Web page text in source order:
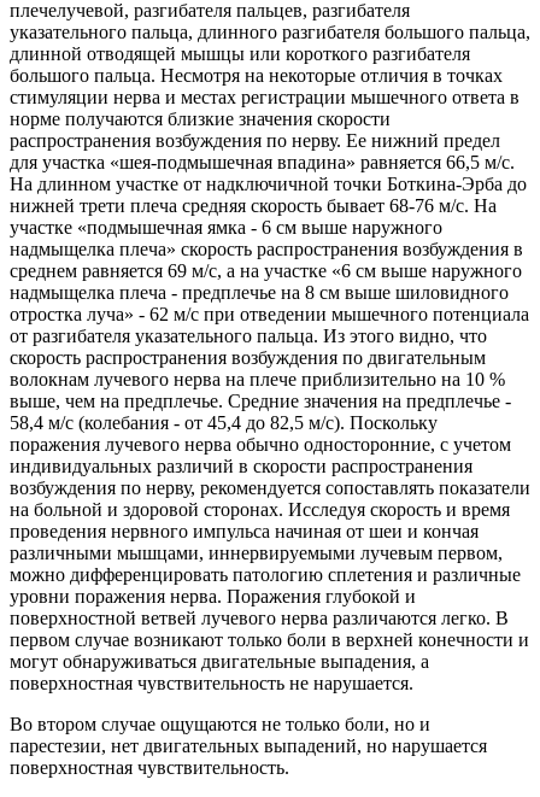
плечелучевой, разгибателя пальцев, разгибателя
указательного пальца, длинного разгибателя большого пальца,
длинной отводящей мышцы или короткого разгибателя
большого пальца. Несмотря на некоторые отличия в точках
стимуляции нерва и местах регистрации мышечного ответа в
норме получаются близкие значения скорости
распространения возбуждения по нерву. Ее нижний предел
для участка «шея-подмышечная впадина» равняется 66,5 м/с.
На длинном участке от надключичной точки Боткина-Эрба до
нижней трети плеча средняя скорость бывает 68-76 м/с. На
участке «подмышечная ямка - 6 см выше наружного
надмыщелка плеча» скорость распространения возбуждения в
среднем равняется 69 м/с, а на участке «6 см выше наружного
надмыщелка плеча - предплечье на 8 см выше шиловидного
отростка луча» - 62 м/с при отведении мышечного потенциала
от разгибателя указательного пальца. Из этого видно, что
скорость распространения возбуждения по двигательным
волокнам лучевого нерва на плече приблизительно на 10 %
выше, чем на предплечье. Средние значения на предплечье -
58,4 м/с (колебания - от 45,4 до 82,5 м/с). Поскольку
поражения лучевого нерва обычно односторонние, с учетом
индивидуальных различий в скорости распространения
возбуждения по нерву, рекомендуется сопоставлять показатели
на больной и здоровой сторонах. Исследуя скорость и время
проведения нервного импульса начиная от шеи и кончая
различными мышцами, иннервируемыми лучевым первом,
можно дифференцировать патологию сплетения и различные
уровни поражения нерва. Поражения глубокой и
поверхностной ветвей лучевого нерва различаются легко. В
первом случае возникают только боли в верхней конечности и
могут обнаруживаться двигательные выпадения, а
поверхностная чувствительность не нарушается.
Во втором случае ощущаются не только боли, но и
парестезии, нет двигательных выпадений, но нарушается
поверхностная чувствительность.